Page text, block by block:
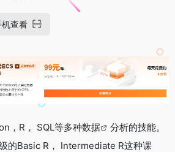
机查看
，R， SQL等多种数据
分析的技能。
的Basic R， Intermediate R这种课